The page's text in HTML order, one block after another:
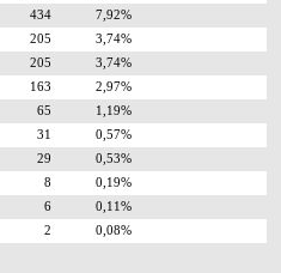
434
7,92%
205
3,74%
205
3,74%
163
2,97%
65
1,19%
31
0,57%
29
0,53%
8
0,19%
6
0,11%
2 0,08%